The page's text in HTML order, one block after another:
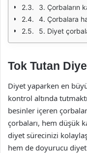
3. Çorbaların
4. Çorbalara
5. Diyet
Tok Tutan
Diyet yaparken en
kontrol altında
besinler içeren
çorbaları, hem düşük
diyet sürecinizi
hem de doyurucu